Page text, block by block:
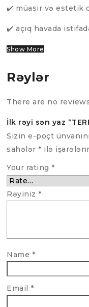
✔️ müasir və estetik
✔️ açıq havada
Show More
Rəylər
There are no
İlk rəyi sən yaz
Sizin e-poçt
sahələr * ilə
Your rating *
Rəyiniz *
Name *
Email *